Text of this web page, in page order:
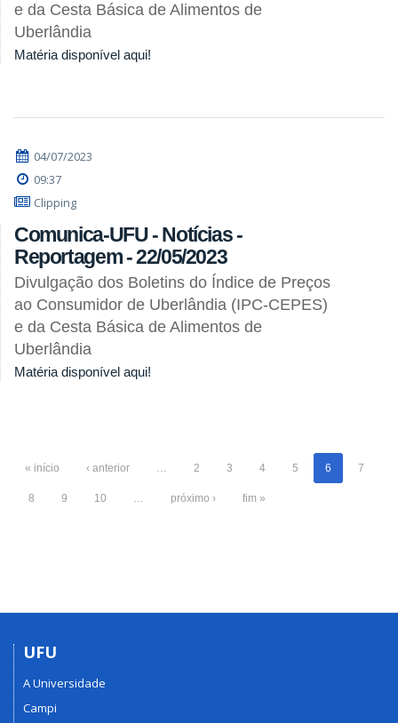
e da Cesta Básica de Alimentos de
Uberlândia
Matéria disponível aqui!
04/07/2023
09:37
Clipping
Comunica-UFU - Notícias -
Reportagem - 22/05/2023
Divulgação dos Boletins do Índice de Preços
ao Consumidor de Uberlândia (IPC-CEPES)
e da Cesta Básica de Alimentos de
Uberlândia
Matéria disponível aqui!
« início ‹ anterior … 2 3 4 5 6 7
8 9 10 … próximo › fim »
UFU
A Universidade
Campi